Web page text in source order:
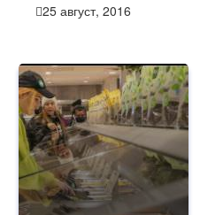
25 август, 2016